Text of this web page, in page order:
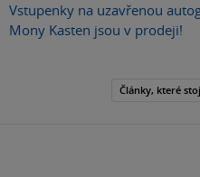
Vstupenky na uzavřenou
Mony Kasten jsou v prodeji!
Články, které